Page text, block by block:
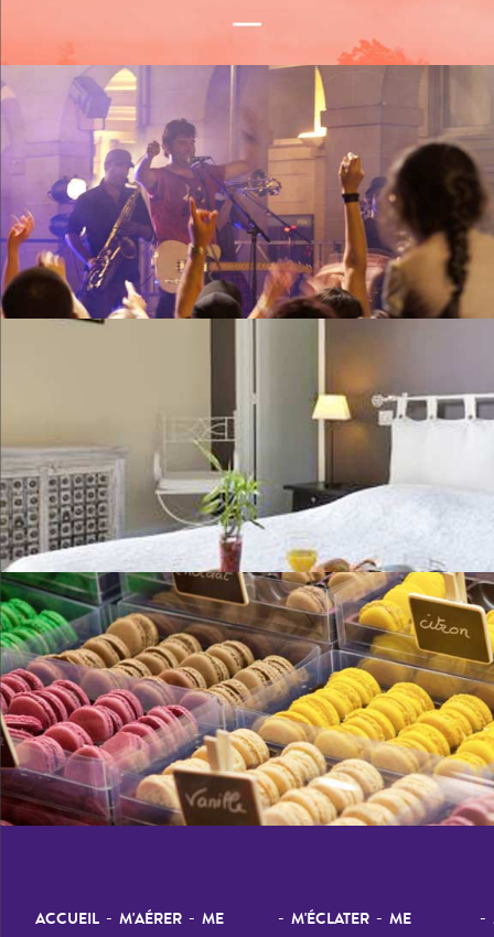
ACCUEIL - M'AÉRER - ME
- M'ÉCLATER - ME
-